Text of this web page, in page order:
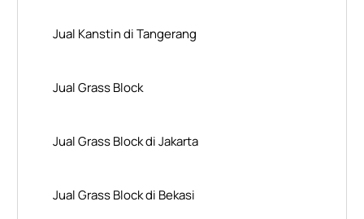
Jual Kanstin di Tangerang
Jual Grass Block
Jual Grass Block di Jakarta
Jual Grass Block di Bekasi